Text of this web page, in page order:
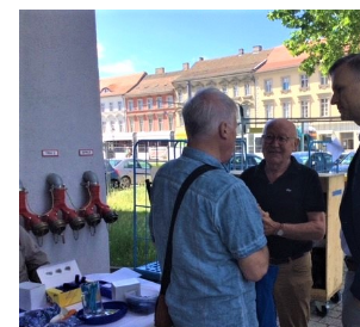
CDU Brandenburg
CDU Potsdam